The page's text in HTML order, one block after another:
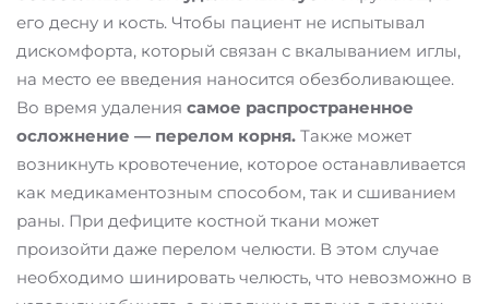
его десну и кость. Чтобы пациент не испытывал
дискомфорта, который связан с вкалыванием иглы,
на место ее введения наносится обезболивающее.
Во время удаления самое распространенное
осложнение — перелом корня. Также может
возникнуть кровотечение, которое останавливается
как медикаментозным способом, так и сшиванием
раны. При дефиците костной ткани может
произойти даже перелом челюсти. В этом случае
необходимо шинировать челюсть, что невозможно в